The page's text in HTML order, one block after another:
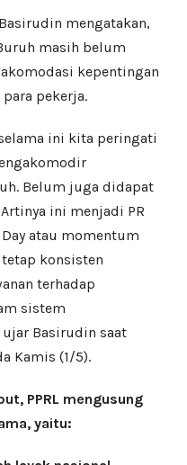
mengatakan,
masih belum
kepentingan
pekerja.
ini kita peringati
Belum juga didapat
ini menjadi PR
atau momentum
konsisten
terhadap
sistem
ujar Basirudin saat
Kamis (1/5).
PPRL mengusung
yaitu: